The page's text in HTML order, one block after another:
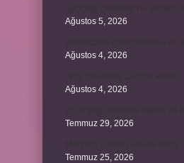
Ağustos 5, 2026
Ağustos 4, 2026
Ağustos 4, 2026
Temmuz 29, 2026
Temmuz 25, 2026